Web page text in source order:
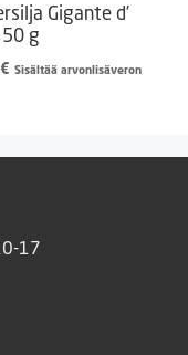
Gigante d’
g
€ Sisältää arvonlisäveron
17